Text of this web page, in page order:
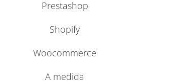
Prestashop
Shopify
Woocommerce
A medida